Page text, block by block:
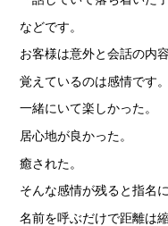
› ご応募・お問い合
› サイトマップ
› グループサイト
› オンラインヴィヴ
› 店舗スタッフ求人
などです。
お客様は意外と会話の内
覚えているのは感情です。
一緒にいて楽しかった。
居心地が良かった。
癒された。
そんな感情が残ると指名
名前を呼ぶだけで距離は